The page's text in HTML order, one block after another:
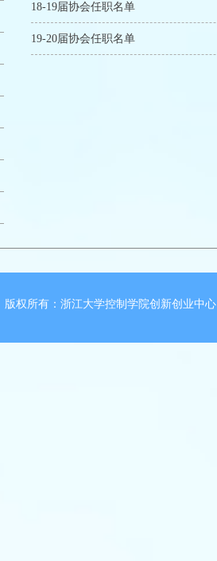
18-19届协会任职名单
19-20届协会任职名单
版权所有：浙江大学控制学院创新创